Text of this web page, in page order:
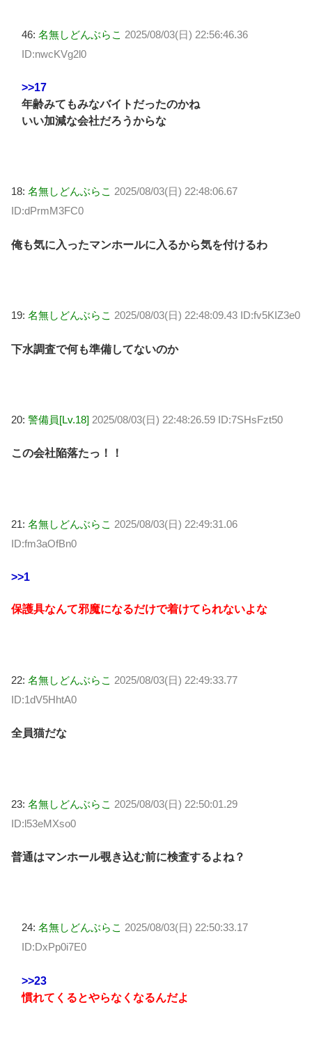
46: 名無しどんぶらこ 2025/08/03(日) 22:56:46.36
ID:nwcKVg2l0
>>17
年齢みてもみなバイトだったのかね
いい加減な会社だろうからな
18: 名無しどんぶらこ 2025/08/03(日) 22:48:06.67
ID:dPrmM3FC0
俺も気に入ったマンホールに入るから気を付けるわ
19: 名無しどんぶらこ 2025/08/03(日) 22:48:09.43 ID:fv5KIZ3e0
下水調査で何も準備してないのか
20: 警備員[Lv.18] 2025/08/03(日) 22:48:26.59 ID:7SHsFzt50
この会社陥落たっ！！
21: 名無しどんぶらこ 2025/08/03(日) 22:49:31.06
ID:fm3aOfBn0
>>1
保護具なんて邪魔になるだけで着けてられないよな
22: 名無しどんぶらこ 2025/08/03(日) 22:49:33.77
ID:1dV5HhtA0
全員猫だな
23: 名無しどんぶらこ 2025/08/03(日) 22:50:01.29
ID:l53eMXso0
普通はマンホール覗き込む前に検査するよね？
24: 名無しどんぶらこ 2025/08/03(日) 22:50:33.17
ID:DxPp0i7E0
>>23
慣れてくるとやらなくなるんだよ